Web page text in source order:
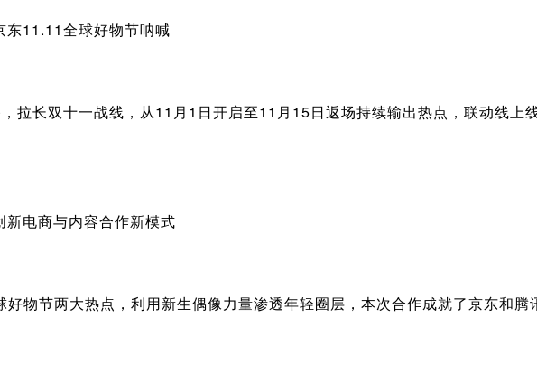
东11.11全球好物节呐喊
拉长双十一战线，从11月1日开启至11月15日返场持续输出热点，联动线上
电商与内容合作新模式
物节两大热点，利用新生偶像力量渗透年轻圈层，本次合作成就了京东和腾